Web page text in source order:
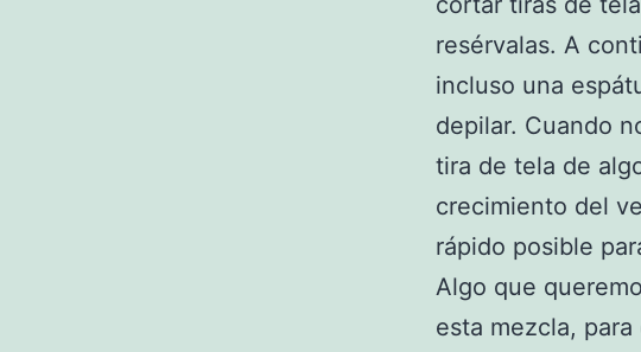
resérvalas. A
incluso una
depilar. Cuando
tira de tela de
crecimiento del
rápido posible
Algo que
esta mezcla,